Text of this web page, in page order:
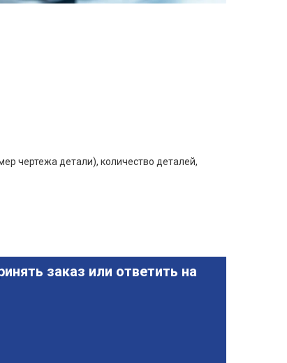
чертежа детали), количество деталей,
заказ или ответить на